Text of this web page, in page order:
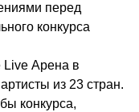
перед
конкурса
Live Арена в
из 23 стран.
конкурса,